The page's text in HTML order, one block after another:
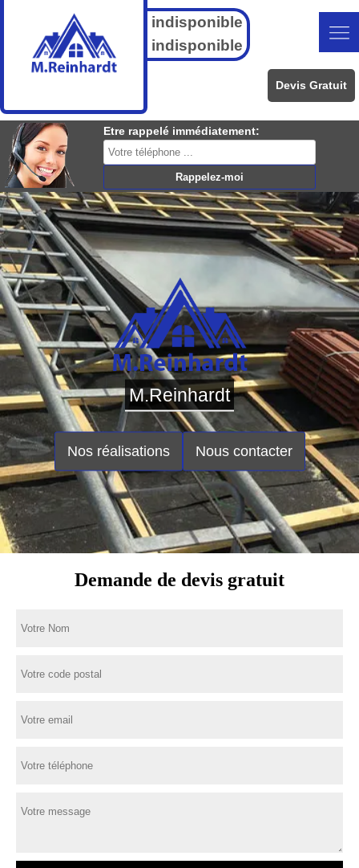
indisponible
indisponible
Devis Gratuit
Etre rappelé immédiatement:
M.Reinhardt
Nos réalisations Nous contacter
Demande de devis gratuit